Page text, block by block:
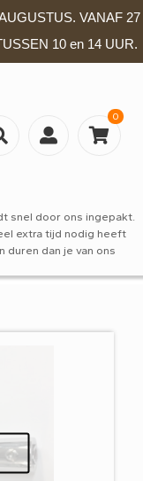
VANAF 27
10 en 14 UUR.
0
snel door ons ingepakt.
extra tijd nodig heeft
duren dan je van ons